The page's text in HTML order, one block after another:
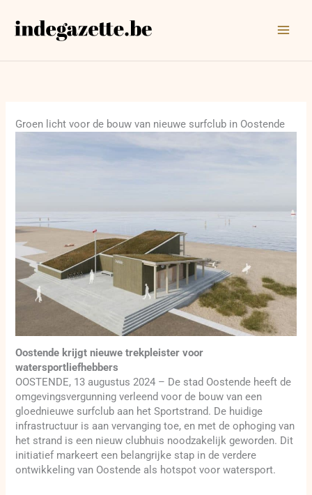
naar
Groen licht voor de bouw van nieuwe surfclub in Oostende
Oostende krijgt nieuwe trekpleister voor
watersportliefhebbers
OOSTENDE, 13 augustus 2024 – De stad Oostende heeft de
omgevingsvergunning verleend voor de bouw van een
gloednieuwe surfclub aan het Sportstrand. De huidige
infrastructuur is aan vervanging toe, en met de ophoging van
het strand is een nieuw clubhuis noodzakelijk geworden. Dit
initiatief markeert een belangrijke stap in de verdere
ontwikkeling van Oostende als hotspot voor watersport.